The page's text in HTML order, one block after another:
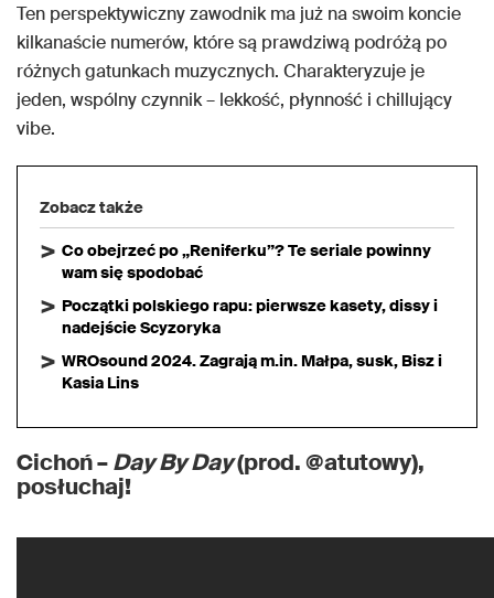
Ten perspektywiczny zawodnik ma już na swoim koncie
kilkanaście numerów, które są prawdziwą podróżą po
różnych gatunkach muzycznych. Charakteryzuje je
jeden, wspólny czynnik – lekkość, płynność i chillujący
vibe.
Zobacz także
Co obejrzeć po „Reniferku”? Te seriale powinny
wam się spodobać
Początki polskiego rapu: pierwsze kasety, dissy i
nadejście Scyzoryka
WROsound 2024. Zagrają m.in. Małpa, susk, Bisz i
Kasia Lins
Cichoń –Day By Day(prod. @atutowy),
posłuchaj!